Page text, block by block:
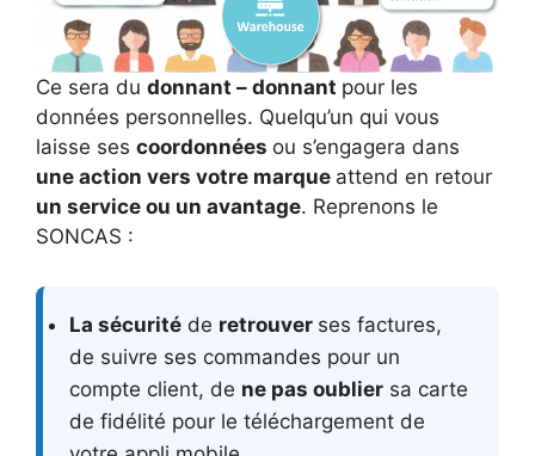
Ce sera du donnant – donnant pour les
données personnelles. Quelqu’un qui vous
laisse ses coordonnées ou s’engagera dans
une action vers votre marque attend en retour
un service ou un avantage. Reprenons le
SONCAS :
La sécurité de retrouver ses factures,
de suivre ses commandes pour un
compte client, de ne pas oublier sa carte
de fidélité pour le téléchargement de